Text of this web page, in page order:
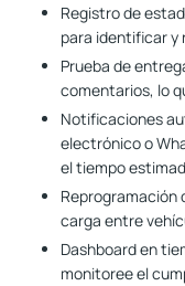
Registro de
para identificar y
Prueba de
comentarios, lo
Notificaciones
electrónico o
el tiempo
Reprogramación
carga entre
Dashboard en
monitoree el